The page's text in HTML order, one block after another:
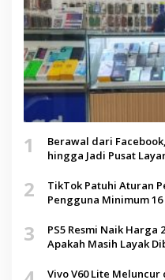
1
Berawal dari
hingga Jadi Pusat
2
TikTok Patuhi Aturan
Pengguna Minimum
3
PS5 Resmi Naik Harga
Apakah Masih Layak
Vivo V60 Lite Meluncur